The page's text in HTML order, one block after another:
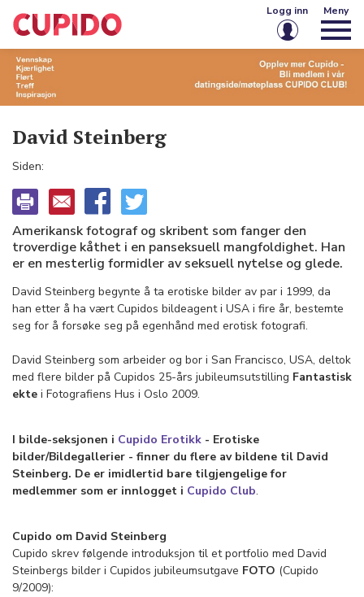
Logg inn
E-post eller brukernavn
Logg inn
Glemt passord? Opprett konto
Meny
David Steinberg
Siden:
Amerikansk fotograf og skribent som fanger den
troverdige kåthet i en panseksuell mangfoldighet. Han
er en mesterlig formidler av seksuell nytelse og glede.
David Steinberg begynte å ta erotiske bilder av par i 1999, da
han etter å ha vært Cupidos bildeagent i USA i fire år, bestemte
seg for å forsøke seg på egenhånd med erotisk fotografi.
David Steinberg som arbeider og bor i San Francisco, USA, deltok
med flere bilder på Cupidos 25-års jubileumsutstilling Fantastisk
ekte i Fotografiens Hus i Oslo 2009.
I bilde-seksjonen i Cupido Erotikk - Erotiske
bilder/Bildegallerier - finner du flere av bildene til David
Steinberg. De er imidlertid bare tilgjengelige for
medlemmer som er innlogget i Cupido Club.
Cupido om David Steinberg
Cupido skrev følgende introduksjon til et portfolio med David
Steinbergs bilder i Cupidos jubileumsutgave FOTO (Cupido
9/2009):